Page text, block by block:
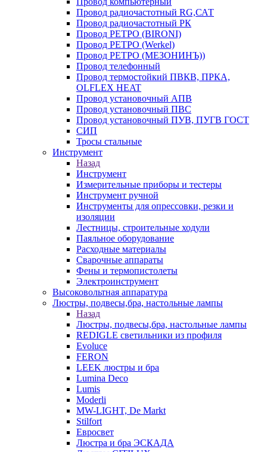
Провод радиочастотный RG,САТ
Провод радиочастотный РК
Провод РЕТРО (BIRONI)
Провод РЕТРО (Werkel)
Провод РЕТРО (МЕЗОНИНЪ))
Провод телефонный
Провод термостойкий ПВКВ, ПРКА,
OLFLEX HEAT
Провод установочный АПВ
Провод установочный ПВС
Провод установочный ПУВ, ПУГВ ГОСТ
СИП
Тросы стальные
Инструмент
Назад
Инструмент
Измерительные приборы и тестеры
Инструмент ручной
Инструменты для опрессовки, резки и
изоляции
Лестницы, строительные ходули
Паяльное оборудование
Расходные материалы
Сварочные аппараты
Фены и термопистолеты
Электроинструмент
Высоковольтная аппаратура
Люстры, подвесы,бра, настольные лампы
Назад
Люстры, подвесы,бра, настольные лампы
REDIGLE светильники из профиля
Evoluce
FERON
LEEK люстры и бра
Lumina Deco
Lumis
Moderli
MW-LIGHT, De Markt
Stilfort
Евросвет
Люстра и бра ЭСКАДА